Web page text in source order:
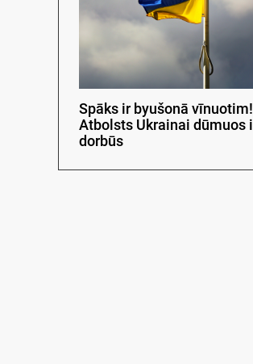
Spāks ir byušonā vīnuotim!
Atbolsts Ukrainai dūmuos i
dorbūs